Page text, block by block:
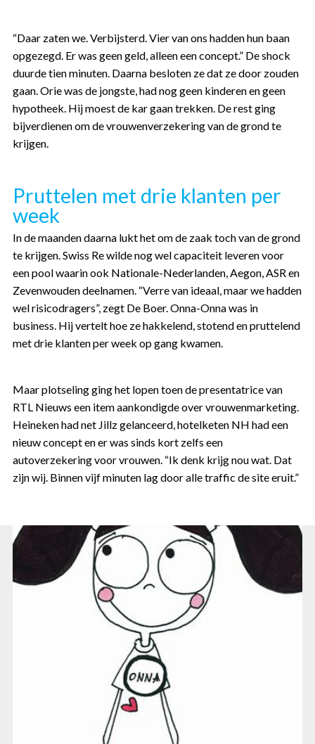
“Daar zaten we. Verbijsterd. Vier van ons hadden hun baan
opgezegd. Er was geen geld, alleen een concept.” De shock
duurde tien minuten. Daarna besloten ze dat ze door zouden
gaan. Orie was de jongste, had nog geen kinderen en geen
hypotheek. Hij moest de kar gaan trekken. De rest ging
bijverdienen om de vrouwenverzekering van de grond te
krijgen.
Pruttelen met drie klanten per
week
In de maanden daarna lukt het om de zaak toch van de grond
te krijgen. Swiss Re wilde nog wel capaciteit leveren voor
een pool waarin ook Nationale-Nederlanden, Aegon, ASR en
Zevenwouden deelnamen. “Verre van ideaal, maar we hadden
wel risicodragers”, zegt De Boer. Onna-Onna was in
business. Hij vertelt hoe ze hakkelend, stotend en pruttelend
met drie klanten per week op gang kwamen.
Maar plotseling ging het lopen toen de presentatrice van
RTL Nieuws een item aankondigde over vrouwenmarketing.
Heineken had net Jillz gelanceerd, hotelketen NH had een
nieuw concept en er was sinds kort zelfs een
autoverzekering voor vrouwen. “Ik denk krijg nou wat. Dat
zijn wij. Binnen vijf minuten lag door alle traffic de site eruit.”